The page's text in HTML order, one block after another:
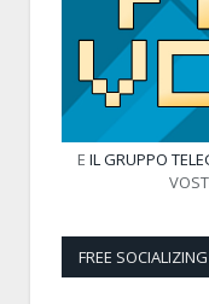
E IL GRUPPO
FREE SOCIALIZING